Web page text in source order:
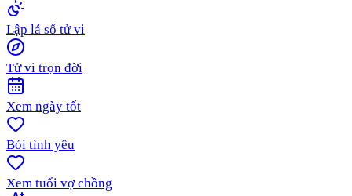
Lập lá số tử vi
Tử vi trọn đời
Xem ngày tốt
Bói tình yêu
Xem tuổi vợ chồng